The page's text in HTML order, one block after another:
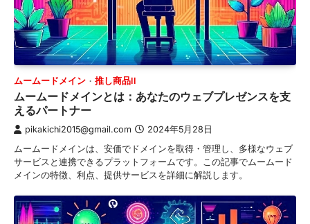
ムームードメイン 推し商品II
ムームードメインとは：あなたのウェブプレゼンスを支
えるパートナー
pikakichi2015@gmail.com 2024年5月28日
ムームードメインは、安価でドメインを取得・管理し、多様なウェブ
サービスと連携できるプラットフォームです。この記事でムームード
メインの特徴、利点、提供サービスを詳細に解説します。